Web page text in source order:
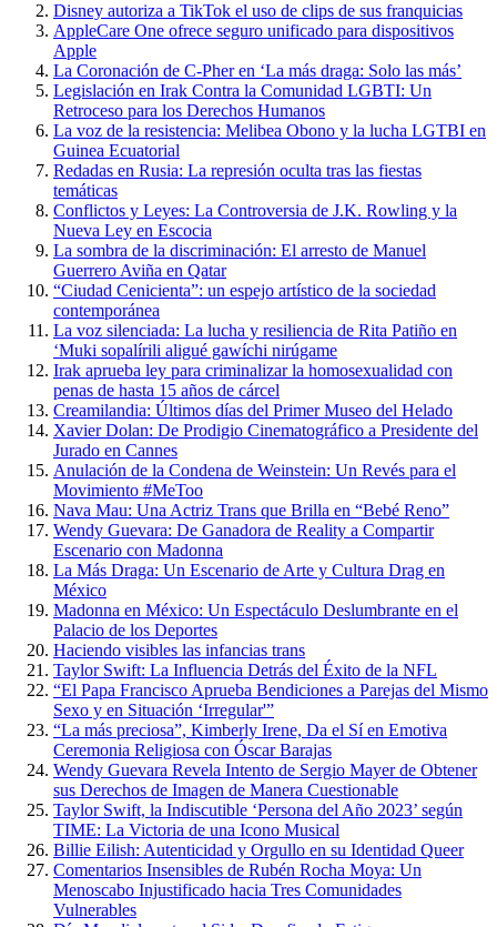
Disney autoriza a TikTok el uso de clips de sus franquicias
AppleCare One ofrece seguro unificado para dispositivos
Apple
La Coronación de C-Pher en ‘La más draga: Solo las más’
Legislación en Irak Contra la Comunidad LGBTI: Un
Retroceso para los Derechos Humanos
La voz de la resistencia: Melibea Obono y la lucha LGTBI en
Guinea Ecuatorial
Redadas en Rusia: La represión oculta tras las fiestas
temáticas
Conflictos y Leyes: La Controversia de J.K. Rowling y la
Nueva Ley en Escocia
La sombra de la discriminación: El arresto de Manuel
Guerrero Aviña en Qatar
“Ciudad Cenicienta”: un espejo artístico de la sociedad
contemporánea
La voz silenciada: La lucha y resiliencia de Rita Patiño en
‘Muki sopalírili aligué gawíchi nirúgame
Irak aprueba ley para criminalizar la homosexualidad con
penas de hasta 15 años de cárcel
Creamilandia: Últimos días del Primer Museo del Helado
Xavier Dolan: De Prodigio Cinematográfico a Presidente del
Jurado en Cannes
Anulación de la Condena de Weinstein: Un Revés para el
Movimiento #MeToo
Nava Mau: Una Actriz Trans que Brilla en “Bebé Reno”
Wendy Guevara: De Ganadora de Reality a Compartir
Escenario con Madonna
La Más Draga: Un Escenario de Arte y Cultura Drag en
México
Madonna en México: Un Espectáculo Deslumbrante en el
Palacio de los Deportes
Haciendo visibles las infancias trans
Taylor Swift: La Influencia Detrás del Éxito de la NFL
“El Papa Francisco Aprueba Bendiciones a Parejas del Mismo
Sexo y en Situación ‘Irregular'”
“La más preciosa”, Kimberly Irene, Da el Sí en Emotiva
Ceremonia Religiosa con Óscar Barajas
Wendy Guevara Revela Intento de Sergio Mayer de Obtener
sus Derechos de Imagen de Manera Cuestionable
Taylor Swift, la Indiscutible ‘Persona del Año 2023’ según
TIME: La Victoria de una Icono Musical
Billie Eilish: Autenticidad y Orgullo en su Identidad Queer
Comentarios Insensibles de Rubén Rocha Moya: Un
Menoscabo Injustificado hacia Tres Comunidades
Vulnerables